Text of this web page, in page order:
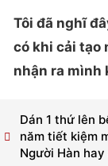
Tôi đã nghĩ
có khi cải tạo
nhận ra mình
Dán 1 thứ lên
năm tiết kiệm
Người Hàn hay